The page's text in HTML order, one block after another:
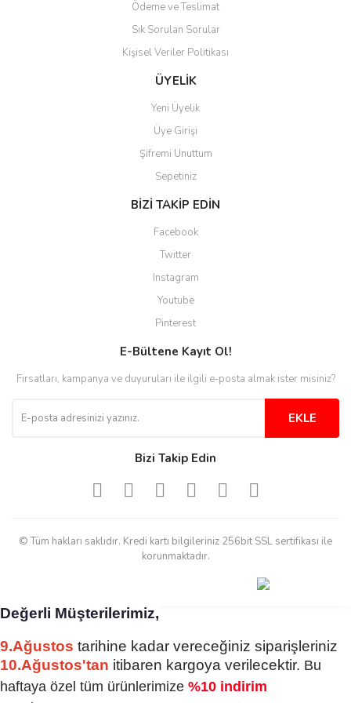
Ürünler kategorize, başlıklar
kolaylaşıyor. Yani site de
hazırlanmış çok düzenli bir site.
derecede beğendim
Kolay ve hizli alisveris
Deneyimini Paylaş
Ödeme ve Teslimat
Sık Sorulan Sorular
Kişisel Veriler Politikası
ÜYELİK
Yeni Üyelik
Üye Girişi
Şifremi Unuttum
Sepetiniz
BİZİ TAKİP EDİN
Facebook
Twitter
Instagram
Youtube
Pinterest
E-Bültene Kayıt Ol!
Fırsatları, kampanya ve duyuruları ile ilgili e-posta almak ister misiniz?
EKLE
Bizi Takip Edin
© Tüm hakları saklıdır. Kredi kartı bilgileriniz 256bit SSL sertifikası ile
korunmaktadır.
Değerli Müşterilerimiz,
9.Ağustos tarihine kadar vereceğiniz siparişleriniz
10.Ağustos'tan itibaren kargoya verilecektir. Bu
haftaya özel tüm ürünlerimize %10 indirim